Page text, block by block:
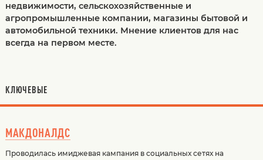
недвижимости, сельскохозяйственные и
агропромышленные компании, магазины бытовой и
автомобильной техники. Мнение клиентов для нас
всегда на первом месте.
КЛЮЧЕВЫЕ
МАКДОНАЛДС
Проводилась имиджевая кампания в социальных сетях на